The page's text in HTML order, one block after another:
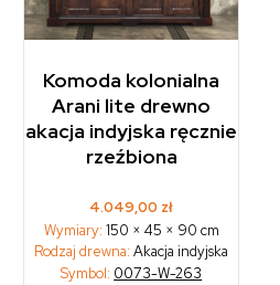
Komoda kolonialna
Arani lite drewno
akacja indyjska ręcznie
rzeźbiona
4.049,00 zł
Wymiary: 150 × 45 × 90 cm
Rodzaj drewna: Akacja indyjska
Symbol: 0073-W-263